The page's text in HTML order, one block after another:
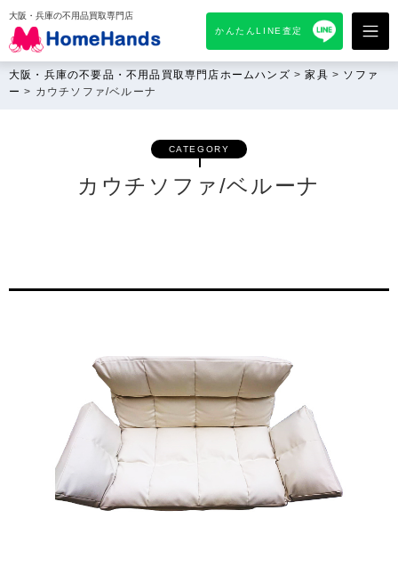
大阪・兵庫の不用品買取専門店
かんたんLINE査定
大阪・兵庫の不要品・不用品買取専門店ホームハンズ >家具 > ソファ
ー > カウチソファ/ベルーナ
CATEGORY
カウチソファ/ベルーナ